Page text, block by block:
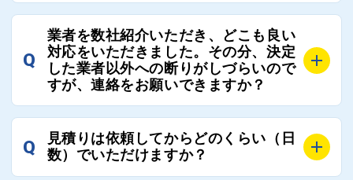
屋根コネクトではそのような不安を抱えてしまう屋根
の修理において、適正で公正な工事業者選びのお手伝
いをさせていただくサイトでございます。
まだまだそのような業界だからこそ比較が重要になり
ますので、是非屋根コネクトを活用ください。
屋根コネクトでは、お客様の安心を支える「優良工事
業者チェック制度」を設けております。
屋根コネクトにて定期的にお客様アンケートを実施
し、そこで評価の低かった業者は事実確認の上で、屋
根コネクトの判断により即時登録を解除できる契約と
優良業者のみをご紹介できる体制により、お客様の安
心と信頼を維持しております。
Q
業者を数社紹介いただき、どこも良い
対応をいただきました。その分、決定
した業者以外への断りがしづらいので
すが、連絡をお願いできますか？
屋根コネクトにお任せください。屋根コネクトでは、
工事業者へのお断りも無料で代行しております。
Q
見積りは依頼してからどのくらい（日
数）でいただけますか？